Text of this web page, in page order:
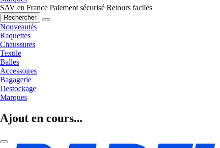
SAV en France Paiement sécurisé Retours faciles
Rechercher
Nouveautés
Raquettes
Chaussures
Textile
Balles
Accessoires
Bagagerie
Destockage
Marques
Ajout en cours...